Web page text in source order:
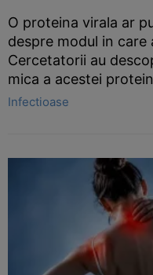
O proteina virala ar
despre modul in care
Cercetatorii au
mica a acestei
Infectioase